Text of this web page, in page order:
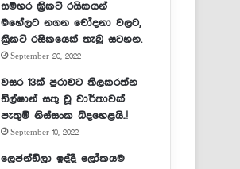
සමහර ක්‍රිකට් රසිකයන්
මහේලට නගන චෝදනා වලට,
ක්‍රිකට් රසිකයෙක් තැබු සටහන.
September 20, 2022
වසර 13ක් පුරාවට තිලකරත්න
ඩිල්ෂාන් සතු වූ වාර්තාවක්
පැතුම් නිස්සංක බිදහෙළයි..!
September 10, 2022
ලෙජන්ඩ්ලා ඉද්දී ලෝකයම